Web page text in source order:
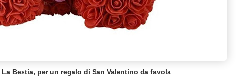
Bestia, per un regalo di San Valentino da favola